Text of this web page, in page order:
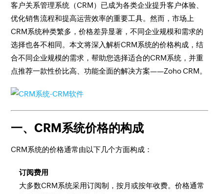
客户关系管理系统（CRM）已成为各类企业提升客户体验、
优化销售流程和提高运营效率的重要工具。然而，市场上
CRM系统种类繁多，价格差异显著，不同企业规模和需求的
选择也各不相同。本文将深入解析CRM系统的价格构成，结
合不同企业规模的需求，帮助您选择适合的CRM系统，并重
点推荐一款性价比高、功能全面的解决方案——Zoho CRM。
一、CRM系统价格的构成
CRM系统的价格通常由以下几个方面构成：
订阅费用
大多数CRM系统采用订阅制，按月或按年收费。价格通常